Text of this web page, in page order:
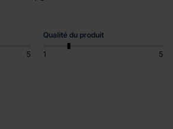
5
Qualité du produit
1 5